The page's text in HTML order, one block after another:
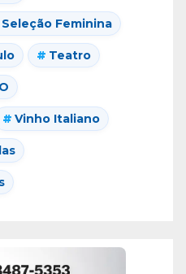
Seleção Feminina
Teatro
Vinho Italiano